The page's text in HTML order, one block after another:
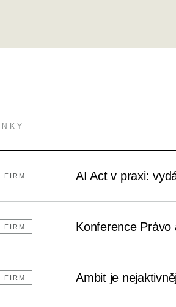
FIRM AI Act v praxi:
FIRM Konference Právo
FIRM Ambit je